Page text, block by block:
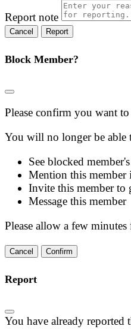
Report note
Report
Block Member?
Please confirm you want
You will no longer be able
See blocked
Mention this member
Invite this member to
Message this member
Please allow a few
Confirm
Report
You have already reported